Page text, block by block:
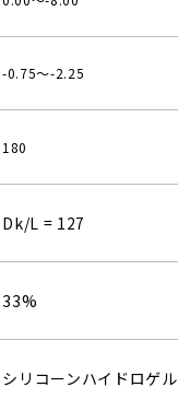
-0.75～-2.25
180
Dk/L = 127
33%
シリコーンハイドロゲル